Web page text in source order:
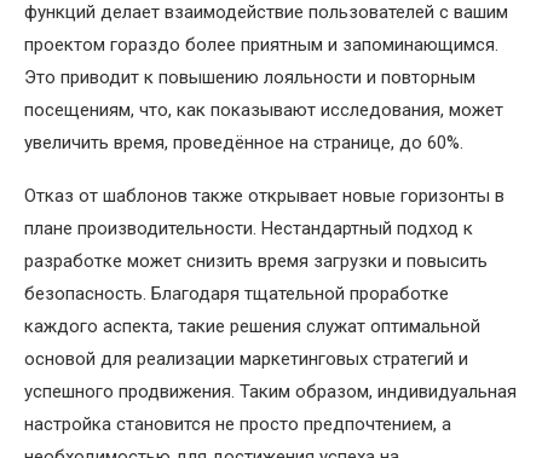
функций делает взаимодействие пользователей с вашим
проектом гораздо более приятным и запоминающимся.
Это приводит к повышению лояльности и повторным
посещениям, что, как показывают исследования, может
увеличить время, проведённое на странице, до 60%.
Отказ от шаблонов также открывает новые горизонты в
плане производительности. Нестандартный подход к
разработке может снизить время загрузки и повысить
безопасность. Благодаря тщательной проработке
каждого аспекта, такие решения служат оптимальной
основой для реализации маркетинговых стратегий и
успешного продвижения. Таким образом, индивидуальная
настройка становится не просто предпочтением, а